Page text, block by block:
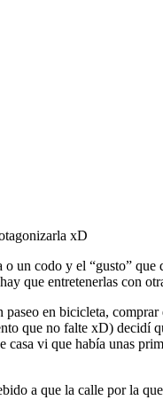
xD
codo y el “gusto”
que entretenerlas con
en bicicleta,
que no falte xD)
vi que había unas
a que la calle por la